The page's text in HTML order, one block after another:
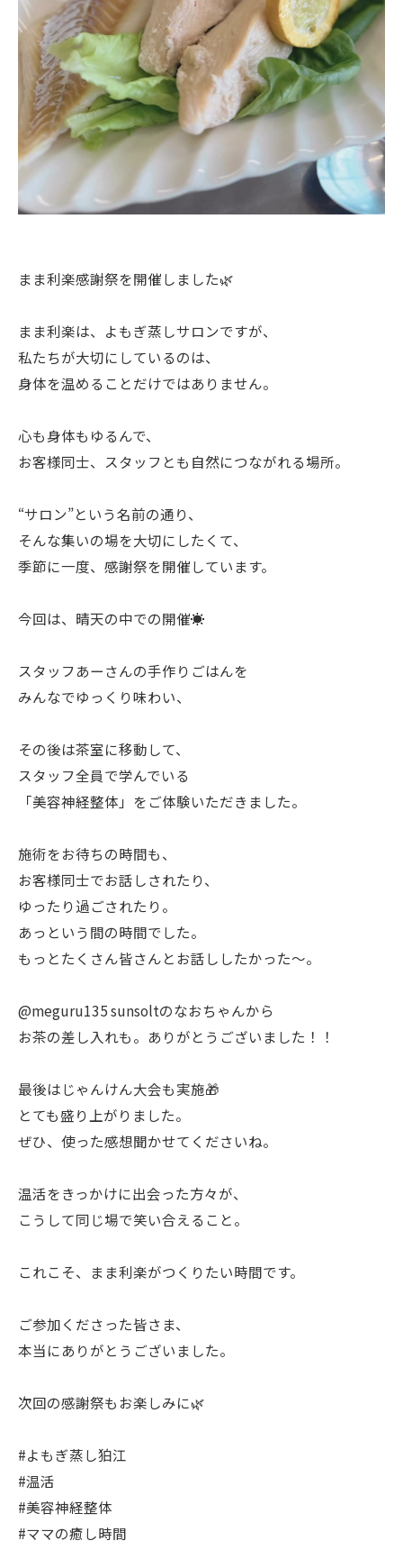
まま利楽感謝祭を開催しました🌿
まま利楽は、よもぎ蒸しサロンですが、
私たちが大切にしているのは、
身体を温めることだけではありません。
心も身体もゆるんで、
お客様同士、スタッフとも自然につながれる場所。
“サロン”という名前の通り、
そんな集いの場を大切にしたくて、
季節に一度、感謝祭を開催しています。
今回は、晴天の中での開催☀️
スタッフあーさんの手作りごはんを
みんなでゆっくり味わい、
その後は茶室に移動して、
スタッフ全員で学んでいる
「美容神経整体」をご体験いただきました。
施術をお待ちの時間も、
お客様同士でお話しされたり、
ゆったり過ごされたり。
あっという間の時間でした。
もっとたくさん皆さんとお話ししたかった〜。
@meguru135 sunsoltのなおちゃんから
お茶の差し入れも。ありがとうございました！！
最後はじゃんけん大会も実施🎁
とても盛り上がりました。
ぜひ、使った感想聞かせてくださいね。
温活をきっかけに出会った方々が、
こうして同じ場で笑い合えること。
これこそ、まま利楽がつくりたい時間です。
ご参加くださった皆さま、
本当にありがとうございました。
次回の感謝祭もお楽しみに🌿
#よもぎ蒸し狛江
#温活
#美容神経整体
#ママの癒し時間